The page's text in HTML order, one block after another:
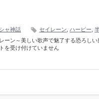
ャ神話 セイレーン ハーピー
ーン～美しい歌声で魅了する恐ろし
を受け付けていません